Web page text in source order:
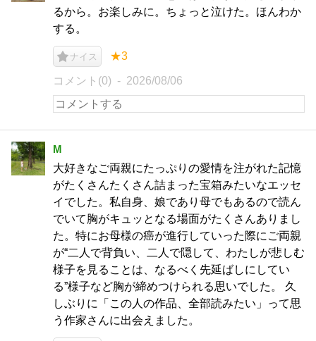
るから。お楽しみに。ちょっと泣けた。ほんわか
する。
ナイス ★3
コメント(0) 2026/08/06
M
大好きなご両親にたっぷりの愛情を注がれた記憶
がたくさんたくさん詰まった宝箱みたいなエッセ
イでした。私自身、娘であり母でもあるので読ん
でいて胸がキュッとなる場面がたくさんありまし
た。特にお母様の癌が進行していった際にご両親
が“二人で背負い、二人で隠して、わたしが悲しむ
様子を見ることは、なるべく先延ばしにしてい
る”様子など胸が締めつけられる思いでした。 久
しぶりに「この人の作品、全部読みたい」って思
う作家さんに出会えました。